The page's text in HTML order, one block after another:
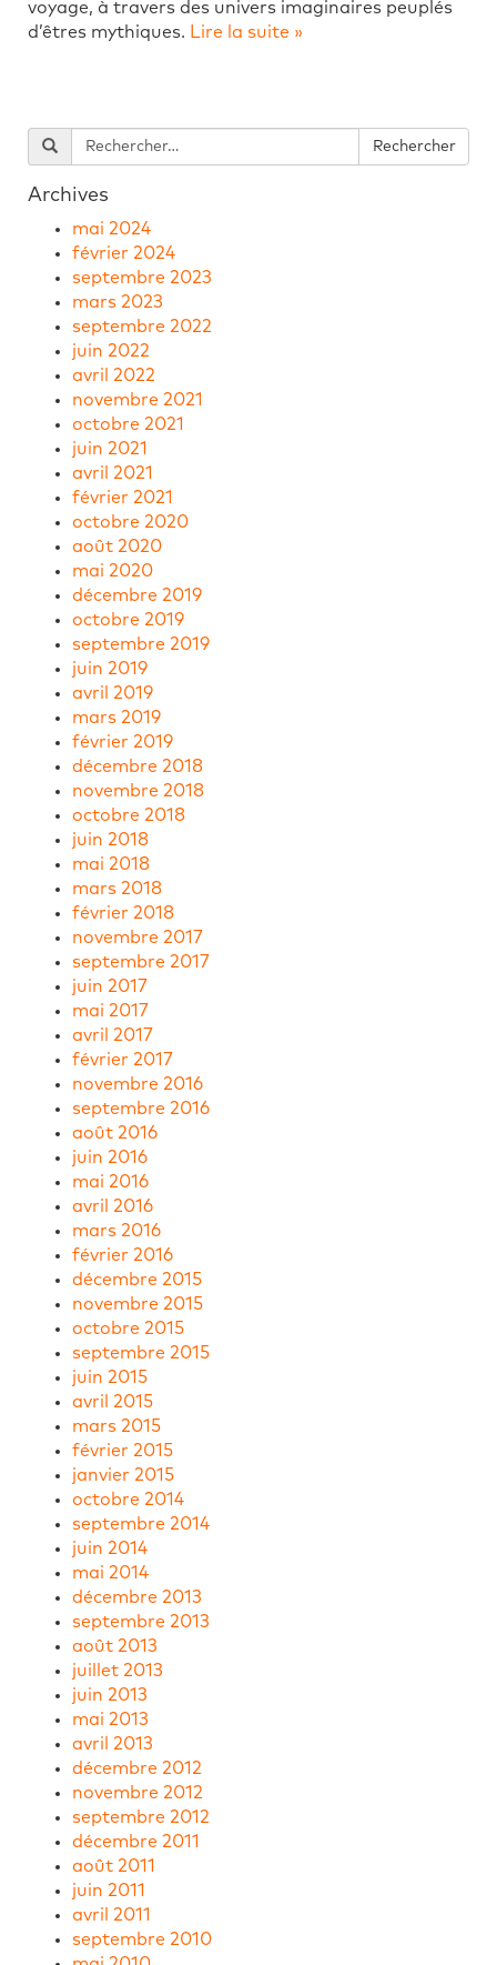
voyage, à travers des univers imaginaires peuplés
d’êtres mythiques. Lire la suite »
Archives
mai 2024
février 2024
septembre 2023
mars 2023
septembre 2022
juin 2022
avril 2022
novembre 2021
octobre 2021
juin 2021
avril 2021
février 2021
octobre 2020
août 2020
mai 2020
décembre 2019
octobre 2019
septembre 2019
juin 2019
avril 2019
mars 2019
février 2019
décembre 2018
novembre 2018
octobre 2018
juin 2018
mai 2018
mars 2018
février 2018
novembre 2017
septembre 2017
juin 2017
mai 2017
avril 2017
février 2017
novembre 2016
septembre 2016
août 2016
juin 2016
mai 2016
avril 2016
mars 2016
février 2016
décembre 2015
novembre 2015
octobre 2015
septembre 2015
juin 2015
avril 2015
mars 2015
février 2015
janvier 2015
octobre 2014
septembre 2014
juin 2014
mai 2014
décembre 2013
septembre 2013
août 2013
juillet 2013
juin 2013
mai 2013
avril 2013
décembre 2012
novembre 2012
septembre 2012
décembre 2011
août 2011
juin 2011
avril 2011
septembre 2010